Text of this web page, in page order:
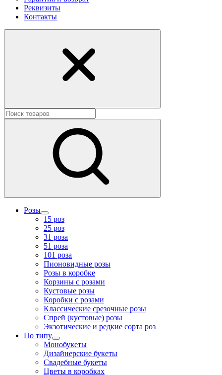
Реквизиты
Контакты
Розы
15 роз
25 роз
31 роза
51 роза
101 роза
Пионовидные розы
Розы в коробке
Корзины с розами
Кустовые розы
Коробки с розами
Классические срезочные розы
Спрей (кустовые) розы
Экзотические и редкие сорта роз
По типу
Монобукеты
Дизайнерские букеты
Свадебные букеты
Цветы в коробках